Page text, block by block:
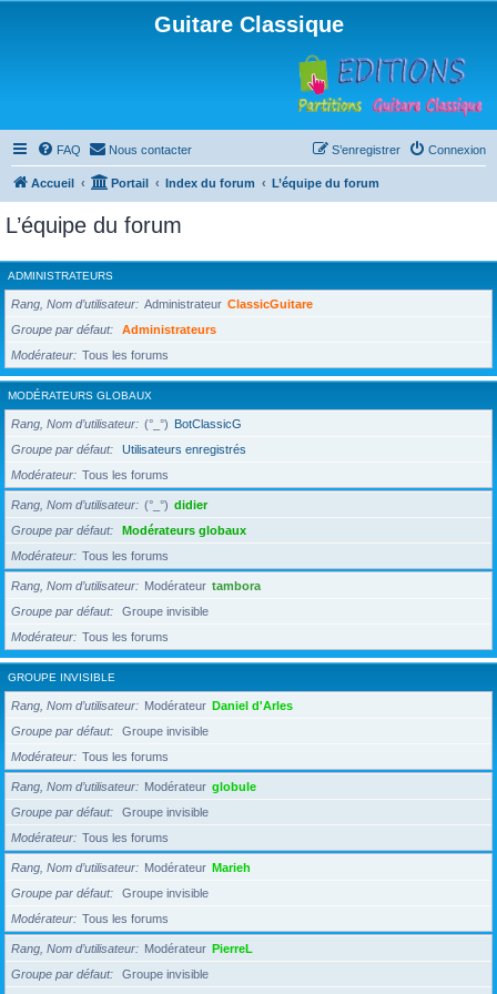
Guitare Classique
FAQ Nous contacter Connexion
S’enregistrer
Accueil Portail Index du forum L’équipe du forum
L’équipe du forum
ADMINISTRATEURS
Rang, Nom d’utilisateur Administrateur ClassicGuitare
Groupe par défaut
Administrateurs
Modérateur
Tous les forums
MODÉRATEURS GLOBAUX
Rang, Nom d’utilisateur (°_°) BotClassicG
Groupe par défaut
Utilisateurs enregistrés
Modérateur
Tous les forums
Rang, Nom d’utilisateur (°_°) didier
Groupe par défaut
Modérateurs globaux
Modérateur
Tous les forums
Rang, Nom d’utilisateur Modérateur tambora
Groupe par défaut
Groupe invisible
Modérateur
Tous les forums
GROUPE INVISIBLE
Rang, Nom d’utilisateur Modérateur Daniel d'Arles
Groupe par défaut
Groupe invisible
Modérateur
Tous les forums
Rang, Nom d’utilisateur Modérateur globule
Groupe par défaut
Groupe invisible
Modérateur
Tous les forums
Rang, Nom d’utilisateur Modérateur Marieh
Groupe par défaut
Groupe invisible
Modérateur
Tous les forums
Rang, Nom d’utilisateur Modérateur PierreL
Groupe par défaut
Groupe invisible